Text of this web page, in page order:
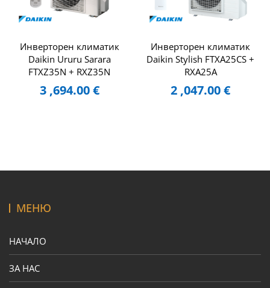
Инверторен климатик
Daikin Ururu Sarara
FTXZ35N + RXZ35N
3 ,694.00€
Инверторен климатик
Daikin Stylish FTXA25CS +
RXA25A
2 ,047.00€
МЕНЮ
НАЧАЛО
ЗА НАС